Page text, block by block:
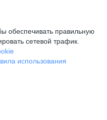
обеспечивать правильную
сетевой трафик.
использования